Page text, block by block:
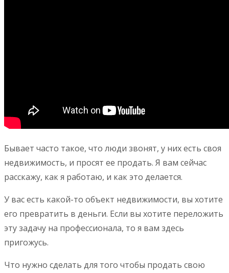
Бывает часто такое, что люди звонят, у них есть своя
недвижимость, и просят ее продать. Я вам сейчас
расскажу, как я работаю, и как это делается.
У вас есть какой-то объект недвижимости, вы хотите
его превратить в деньги. Если вы хотите переложить
эту задачу на профессионала, то я вам здесь
пригожусь.
Что нужно сделать для того чтобы продать свою